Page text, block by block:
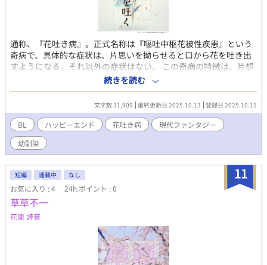
通称、『花吐き病』。正式名称は『嘔吐中枢花被性疾患』という
奇病で、具体的な症状は、片思いを拗らせると口から花を吐き出
すようになる。それ以外の症状はない。 この奇病の特徴は、片想
いをすれば発症し両想いになれば完治する。 この世界には、恋心
が拗れてしまった時に、発症する奇病があるらしい。そんな世界
を描いた物語のパロディ作品。 幼い頃に結婚の約束をした、結翔
と律はお互いが臆病になるあまり、すれ違いを繰り返し、恋を拗
らせてしまっていた。そんな結翔は、いつしか花を吐く奇病、
『花吐き病』を患ってしまう。 勢いから一度だけ体の関係を持つ
ものの、ニ人の距離は広がって行く一方で……思いばかりが募っ
て行く。それでも、お互いの本当の想いを告げ合うことはできな
かった。 果たして、結翔の花吐き病は完治するのだろうか――。
続きを読む
文字数 31,909 最終更新日 2025.10.13 登録日 2025.10.11
BL ハッピーエンド 花吐き病
︎︎現代ファンタジー
幼馴染
11
短編 連載中 なし
お気に入り : 4 24h.ポイント : 0
草草不一
花栗 詩音